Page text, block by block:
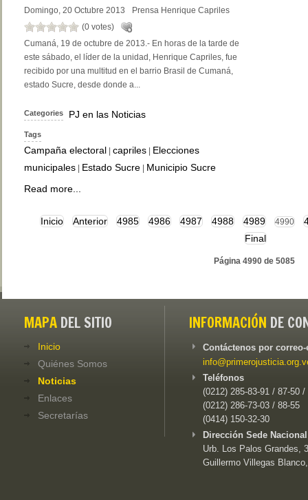
Domingo, 20 Octubre 2013
Prensa Henrique Capriles
(0 votes)
Cumaná, 19 de octubre de 2013.- En horas de la tarde de
este sábado, el líder de la unidad, Henrique Capriles, fue
recibido por una multitud en el barrio Brasil de Cumaná,
estado Sucre, desde donde a...
Categories PJ en las Noticias
Tags
Campaña electoral capriles
Elecciones
municipales
Estado Sucre
Municipio Sucre
Read more...
Inicio Anterior 4985 4986 4987 4988 4989 4990
Final
Página 4990 de 5085
MAPA DEL SITIO
Inicio
Quiénes Somos
Noticias
Enlaces
Secretarías
INFORMACIÓN DE
Contáctenos por
Teléfonos
(0212) 285-83-91 / 87-50 /
(0212) 286-73-03 / 88-55
(0414) 150-32-30
Dirección Sede
Urb. Los Palos Grandes,
Guillermo Villegas